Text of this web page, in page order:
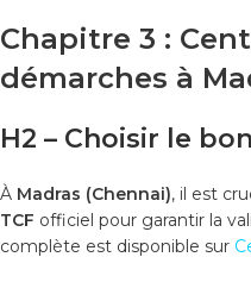
Chapitre 3 :
démarches à
H2 – Choisir le
À Madras (Chennai), il est
TCF officiel pour garantir la
complète est disponible sur